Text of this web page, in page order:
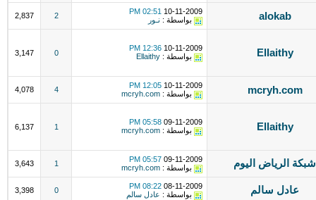
alokab
10-11-2009
02:51 PM
بواسطة : نـور 2
2,837
Ellaithy
10-11-2009
12:36 PM
بواسطة : Ellaithy
0
3,147
mcryh.com
10-11-2009
12:05 PM
بواسطة : mcryh.com
4
4,078
Ellaithy
09-11-2009
05:58 PM
بواسطة : mcryh.com
1
6,137
شبكة الرياض اليوم 09-11-2009
05:57 PM
بواسطة : mcryh.com
1
3,643
عادل سالم 08-11-2009
08:22 PM
بواسطة : عادل سالم 0
3,398